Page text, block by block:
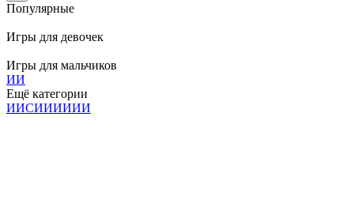
Популярные
Игры для девочек
Игры для мальчиков
ИИ
Ещё категории
ИИСИИИИИИ